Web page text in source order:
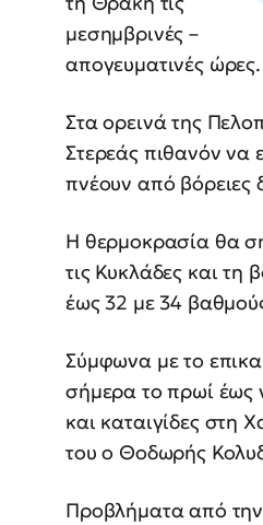
μεσημβρινές –
απογευματινές ώρες.
Στα ορεινά της
Στερεάς πιθανόν να
πνέουν από βόρειες
Η θερμοκρασία θα
τις Κυκλάδες και
έως 32 με 34
Σύμφωνα με το
σήμερα το πρωί έως
και καταιγίδες στη
του ο Θοδωρής
Προβλήματα από